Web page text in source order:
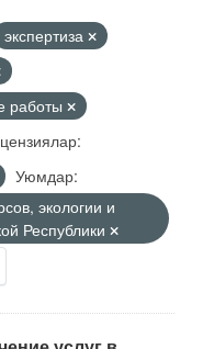
экспертиза
работы
Уюмдар:
экологии и
Республики